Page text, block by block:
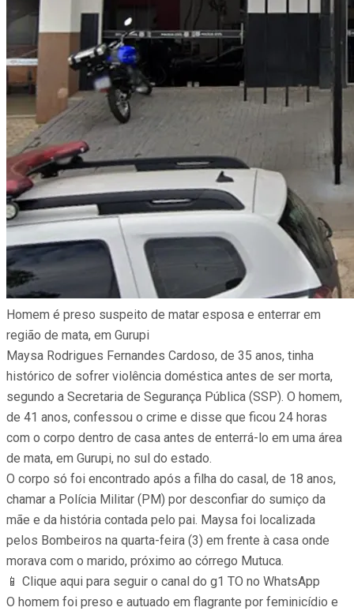
Homem é preso suspeito de matar esposa e enterrar em
região de mata, em Gurupi
Maysa Rodrigues Fernandes Cardoso, de 35 anos, tinha
histórico de sofrer violência doméstica antes de ser morta,
segundo a Secretaria de Segurança Pública (SSP). O homem,
de 41 anos, confessou o crime e disse que ficou 24 horas
com o corpo dentro de casa antes de enterrá-lo em uma área
de mata, em Gurupi, no sul do estado.
O corpo só foi encontrado após a filha do casal, de 18 anos,
chamar a Polícia Militar (PM) por desconfiar do sumiço da
mãe e da história contada pelo pai. Maysa foi localizada
pelos Bombeiros na quarta-feira (3) em frente à casa onde
morava com o marido, próximo ao córrego Mutuca.
📱 Clique aqui para seguir o canal do g1 TO no WhatsApp
O homem foi preso e autuado em flagrante por feminicídio e